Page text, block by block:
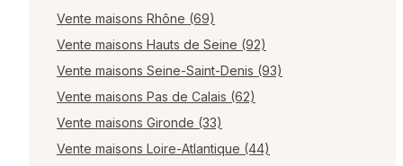
Vente maisons Rhône (69)
Vente maisons Hauts de Seine (92)
Vente maisons Seine-Saint-Denis (93)
Vente maisons Pas de Calais (62)
Vente maisons Gironde (33)
Vente maisons Loire-Atlantique (44)